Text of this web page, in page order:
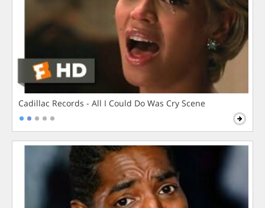
Cadillac Records - All I Could Do Was Cry Scene